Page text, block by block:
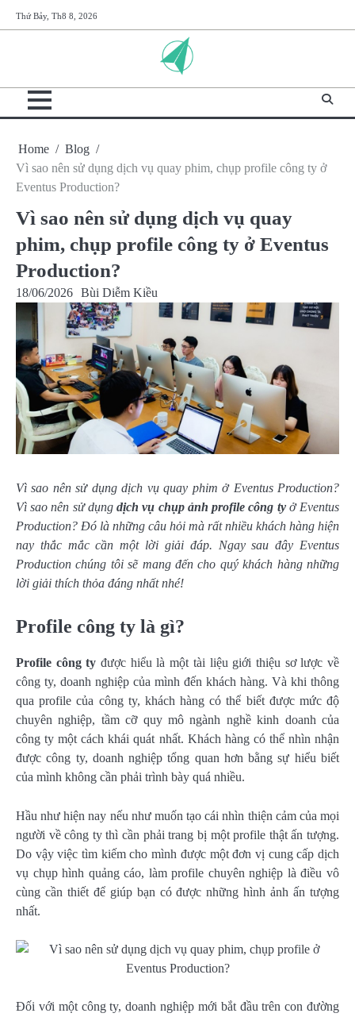
to
Thứ Bảy, Th8 8, 2026
Home
Blog
Vì sao nên sử dụng dịch vụ quay phim, chụp profile công ty ở
Eventus Production?
Vì sao nên sử dụng dịch vụ quay
phim, chụp profile công ty ở Eventus
Production?
18/06/2026 Bùi Diễm Kiều
Vì sao nên sử dụng dịch vụ quay phim ở Eventus Production?
Vì sao nên sử dụngdịch vụ chụp ảnh profile công tyở Eventus
Production? Đó là những câu hỏi mà rất nhiều khách hàng hiện
nay thắc mắc cần một lời giải đáp. Ngay sau đây Eventus
Production chúng tôi sẽ mang đến cho quý khách hàng những
lời giải thích thỏa đáng nhất nhé!
Profile công ty là gì?
Profile công ty được hiểu là một tài liệu giới thiệu sơ lược về
công ty, doanh nghiệp của mình đến khách hàng. Và khi thông
qua profile của công ty, khách hàng có thể biết được mức độ
chuyên nghiệp, tầm cỡ quy mô ngành nghề kinh doanh của
công ty một cách khái quát nhất. Khách hàng có thể nhìn nhận
được công ty, doanh nghiệp tổng quan hơn bằng sự hiểu biết
của mình không cần phải trình bày quá nhiều.
Hầu như hiện nay nếu như muốn tạo cái nhìn thiện cảm của mọi
người về công ty thì cần phải trang bị một profile thật ấn tượng.
Do vậy việc tìm kiếm cho mình được một đơn vị cung cấp dịch
vụ chụp hình quảng cáo, làm profile chuyên nghiệp là điều vô
cùng cần thiết để giúp bạn có được những hình ảnh ấn tượng
nhất.
Đối với một công ty, doanh nghiệp mới bắt đầu trên con đường